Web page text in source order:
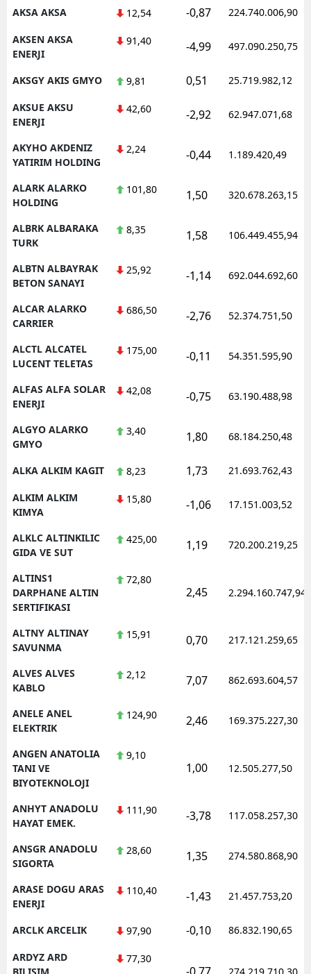
AKSA AKSA 12,54 -0,87 224.740.006,90
AKSEN AKSA
ENERJI
91,40 -4,99 497.090.250,75
AKSGY AKIS GMYO 9,81 0,51 25.719.982,12
AKSUE AKSU
ENERJI
42,60 -2,92 62.947.071,68
AKYHO AKDENIZ
YATIRIM HOLDING
2,24 -0,44 1.189.420,49
ALARK ALARKO
HOLDING
101,80 1,50 320.678.263,15
ALBRK ALBARAKA
TURK
8,35 1,58 106.449.455,94
ALBTN ALBAYRAK
BETON SANAYI
25,92 -1,14 692.044.692,60
ALCAR ALARKO
CARRIER
686,50 -2,76 52.374.751,50
ALCTL ALCATEL
LUCENT TELETAS
175,00 -0,11 54.351.595,90
ALFAS ALFA SOLAR
ENERJI
42,08 -0,75 63.190.488,98
ALGYO ALARKO
GMYO
3,40 1,80 68.184.250,48
ALKA ALKIM KAGIT 8,23 1,73 21.693.762,43
ALKIM ALKIM
KIMYA
15,80 -1,06 17.151.003,52
ALKLC ALTINKILIC
GIDA VE SUT
425,00 1,19 720.200.219,25
ALTINS1
DARPHANE ALTIN
SERTIFIKASI
72,80
2,45 2.294.160.747,94
ALTNY ALTINAY
SAVUNMA
15,91 0,70 217.121.259,65
ALVES ALVES
KABLO
2,12 7,07 862.693.604,57
ANELE ANEL
ELEKTRIK
124,90 2,46 169.375.227,30
ANGEN ANATOLIA
TANI VE
BIYOTEKNOLOJI
9,10
1,00 12.505.277,50
ANHYT ANADOLU
HAYAT EMEK.
111,90 -3,78 117.058.257,30
ANSGR ANADOLU
SIGORTA
28,60 1,35 274.580.868,90
ARASE DOGU ARAS
ENERJI
110,40 -1,43 21.457.753,20
ARCLK ARCELIK 97,90 -0,10 86.832.190,65
ARDYZ ARD
BILISIM
77,30
-0,77 274.219.710,30